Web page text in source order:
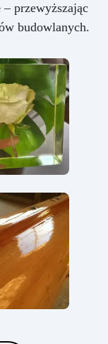
– przewyższając
budowlanych.